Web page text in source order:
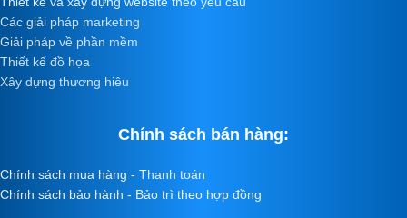
Các giải pháp marketing
Giải pháp về phần mềm
Thiết kế đồ họa
Xây dựng thương hiêu
Chính sách bán hàng:
Chính sách mua hàng - Thanh toán
Chính sách bảo hành - Bảo trì theo hợp đồng